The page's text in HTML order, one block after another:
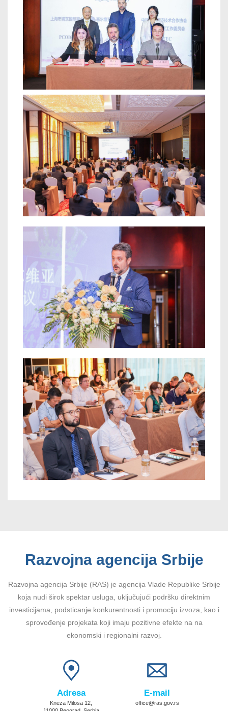
Razvojna agencija Srbije
Razvojna agencija Srbije (RAS) je agencija Vlade Republike Srbije
koja nudi širok spektar usluga, uključujući podršku direktnim
investicijama, podsticanje konkurentnosti i promociju izvoza, kao i
sprovođenje projekata koji imaju pozitivne efekte na na
ekonomski i regionalni razvoj.
Adresa
Kneza Milosa 12,
E-mail
office@ras.gov.rs